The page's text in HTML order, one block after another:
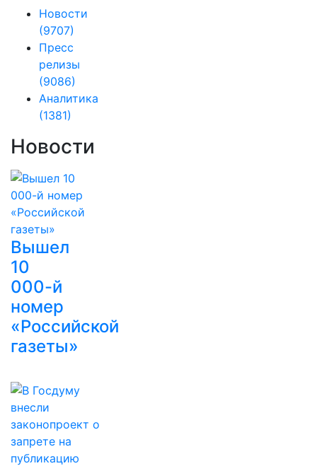
Новости
(9707)
Пресс
релизы
(9086)
Аналитика
(1381)
Новости
Вышел
10
000-й
номер
«Российской
газеты»